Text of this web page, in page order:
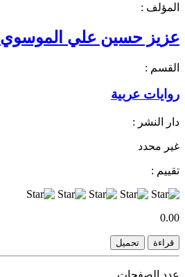
المؤلف :
عزيز حسين علي الموسوي
القسم :
روايات عربية
دار النشر :
غير محدد
تقييم :
0.00
قراءة تحميل